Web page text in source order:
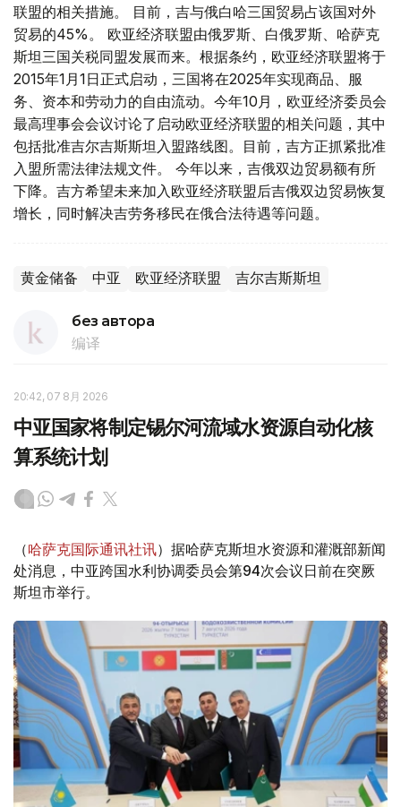
联盟的相关措施。 目前，吉与俄白哈三国贸易占该国对外
贸易的45%。 欧亚经济联盟由俄罗斯、白俄罗斯、哈萨克
斯坦三国关税同盟发展而来。根据条约，欧亚经济联盟将于
2015年1月1日正式启动，三国将在2025年实现商品、服
务、资本和劳动力的自由流动。今年10月，欧亚经济委员会
最高理事会会议讨论了启动欧亚经济联盟的相关问题，其中
包括批准吉尔吉斯斯坦入盟路线图。目前，吉方正抓紧批准
入盟所需法律法规文件。 今年以来，吉俄双边贸易额有所
下降。吉方希望未来加入欧亚经济联盟后吉俄双边贸易恢复
增长，同时解决吉劳务移民在俄合法待遇等问题。
黄金储备 中亚 欧亚经济联盟 吉尔吉斯斯坦
без автора
编译
20:42, 07 8月 2026
中亚国家将制定锡尔河流域水资源自动化核
算系统计划
（哈萨克国际通讯社讯）据哈萨克斯坦水资源和灌溉部新闻
处消息，中亚跨国水利协调委员会第94次会议日前在突厥
斯坦市举行。